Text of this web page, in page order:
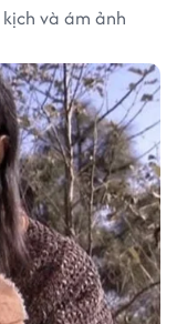
và ám ảnh